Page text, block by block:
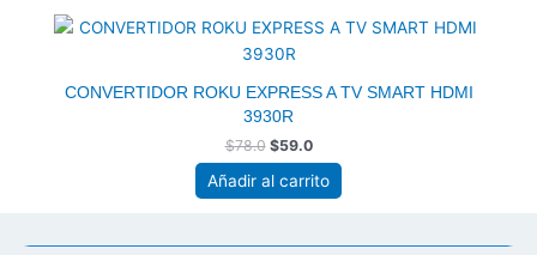
CONVERTIDOR ROKU EXPRESS A TV SMART HDMI
3930R
$78.0
original
era:
$78.0.
$59.0
actual
es:
Añadir al carrito